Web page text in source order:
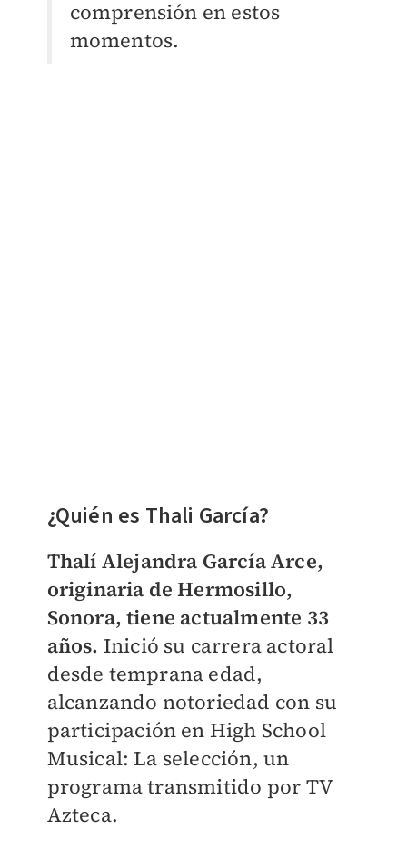
comprensión en estos
momentos.
¿Quién es Thali García?
Thalí Alejandra García Arce,
originaria de Hermosillo,
Sonora, tiene actualmente 33
años. Inició su carrera actoral
desde temprana edad,
alcanzando notoriedad con su
participación en High School
Musical: La selección, un
programa transmitido por TV
Azteca.